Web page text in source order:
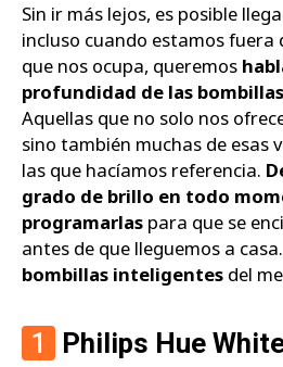
Sin ir más lejos, es posible
incluso cuando estamos fuera
que nos ocupa, queremos
profundidad de las
Aquellas que no solo nos
sino también muchas de esas
las que hacíamos referencia.
grado de brillo en todo
programarlas para que se
antes de que lleguemos a
bombillas inteligentes del
1 Philips Hue